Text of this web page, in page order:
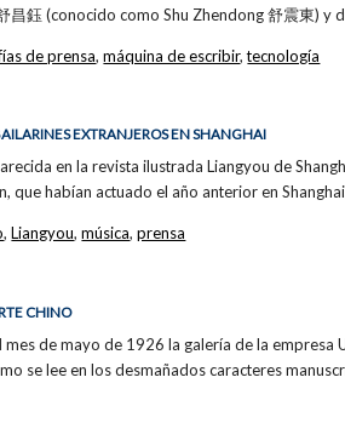
昌鈺 (conocido como Shu Zhendong 舒震東)
de prensa,máquina de escribir,tecnología
EXTRANJEROS EN SHANGHAI
en la revista ilustrada Liangyou de
que habían actuado el año anterior en
,Liangyou,música,prensa
CHINO
mes de mayo de 1926 la galería de la
se lee en los desmañados caracteres